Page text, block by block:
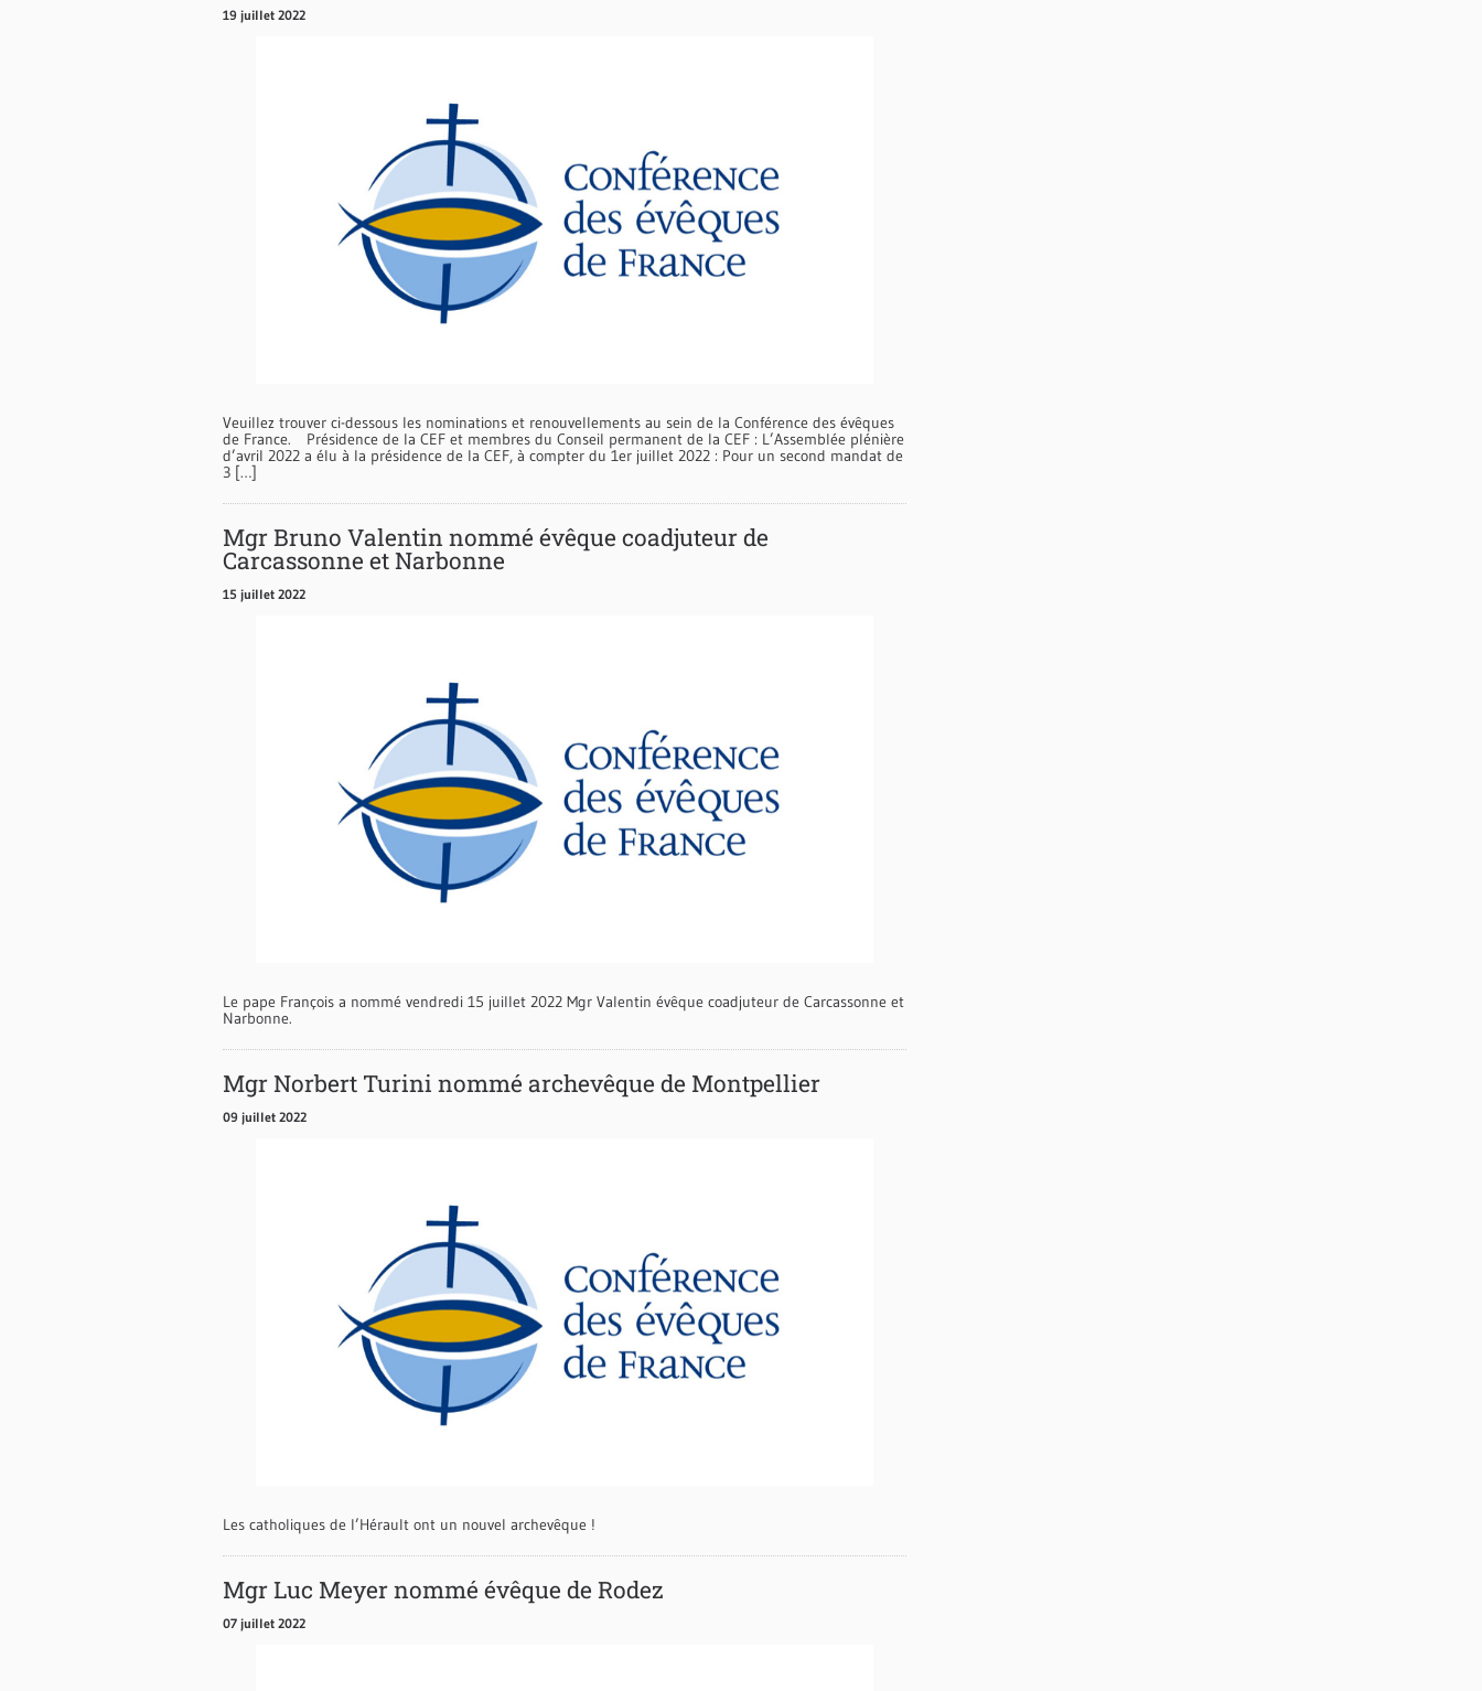
19 juillet 2022
Veuillez trouver ci-dessous les nominations et renouvellements au sein de la Conférence des évêques
de France. Présidence de la CEF et membres du Conseil permanent de la CEF : L’Assemblée plénière
d’avril 2022 a élu à la présidence de la CEF, à compter du 1er juillet 2022 : Pour un second mandat de
3 […]
Mgr Bruno Valentin nommé évêque coadjuteur de
Carcassonne et Narbonne
15 juillet 2022
Le pape François a nommé vendredi 15 juillet 2022 Mgr Valentin évêque coadjuteur de Carcassonne et
Narbonne.
Mgr Norbert Turini nommé archevêque de Montpellier
09 juillet 2022
Les catholiques de l’Hérault ont un nouvel archevêque !
Mgr Luc Meyer nommé évêque de Rodez
07 juillet 2022